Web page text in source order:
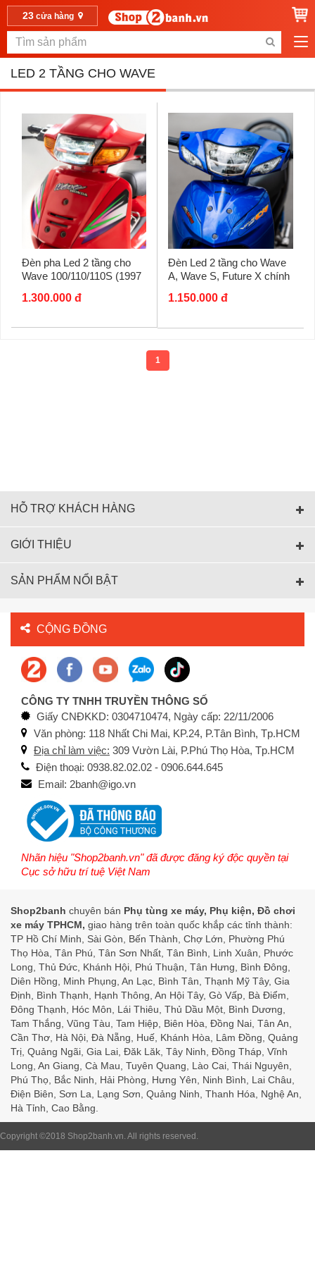
23cửa hàng
LED 2 TẦNG CHO WAVE
Đèn pha Led 2 tầng cho
Wave 100/110/110S (1997
1.300.000 đ
Đèn Led 2 tầng cho Wave
A, Wave S, Future X chính
1.150.000 đ
1
HỖ TRỢ KHÁCH HÀNG
GIỚI THIỆU
SẢN PHẨM NỔI BẬT
CỘNG ĐỒNG
CÔNG TY TNHH TRUYỀN THÔNG SỐ
Giấy CNĐKKD: 0304710474, Ngày cấp: 22/11/2006
Văn phòng: 118 Nhất Chi Mai, KP.24, P.Tân Bình, Tp.HCM
Địa chỉ làm việc: 309 Vườn Lài, P.Phú Thọ Hòa, Tp.HCM
Điện thoại: 0938.82.02.02 - 0906.644.645
Email: 2banh@igo.vn
Nhãn hiệu "Shop2banh.vn" đã được đăng ký độc quyền tại
Cục sở hữu trí tuệ Việt Nam
Shop2banh chuyên bán Phụ tùng xe máy, Phụ kiện, Đồ chơi
xe máy TPHCM, giao hàng trên toàn quốc khắp các tỉnh thành:
TP Hồ Chí Minh, Sài Gòn, Bến Thành, Chợ Lớn, Phường Phú
Thọ Hòa, Tân Phú, Tân Sơn Nhất, Tân Bình, Linh Xuân, Phước
Long, Thủ Đức, Khánh Hội, Phú Thuận, Tân Hưng, Bình Đông,
Diên Hồng, Minh Phụng, An Lạc, Bình Tân, Thạnh Mỹ Tây, Gia
Định, Bình Thạnh, Hạnh Thông, An Hội Tây, Gò Vấp, Bà Điểm,
Đông Thạnh, Hóc Môn, Lái Thiêu, Thủ Dầu Một, Bình Dương,
Tam Thắng, Vũng Tàu, Tam Hiệp, Biên Hòa, Đồng Nai, Tân An,
Cần Thơ, Hà Nội, Đà Nẵng, Huế, Khánh Hòa, Lâm Đồng, Quảng
Trị, Quảng Ngãi, Gia Lai, Đăk Lăk, Tây Ninh, Đồng Tháp, Vĩnh
Long, An Giang, Cà Mau, Tuyên Quang, Lào Cai, Thái Nguyên,
Phú Thọ, Bắc Ninh, Hải Phòng, Hưng Yên, Ninh Bình, Lai Châu,
Điện Biên, Sơn La, Lạng Sơn, Quảng Ninh, Thanh Hóa, Nghệ An,
Hà Tỉnh, Cao Bằng.
Copyright ©2018 Shop2banh.vn. All rights reserved.